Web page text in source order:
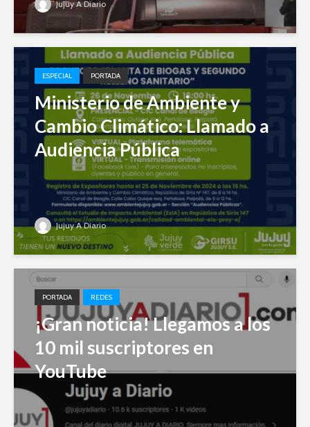
Jujuy A Diario
ESPECIAL PORTADA
Ministerio de Ambiente y
Cambio Climático: Llamado a
Audiencia Pública
Jujuy A Diario
PORTADA REDES
¡Gran noticia! Llegamos a los
10 mil suscriptores en
YouTube